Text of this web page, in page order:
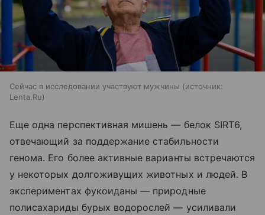
Сейчас в исследовании участвуют мужчины
источник:
Lenta.Ru
Еще одна перспективная мишень — белок SIRT6,
отвечающий за поддержание стабильности
генома. Его более активные варианты встречаются
у некоторых долгоживущих животных и людей. В
экспериментах фукоиданы — природные
полисахариды бурых водорослей — усиливали